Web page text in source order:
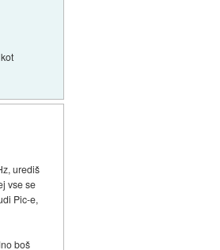
urediš
vse se
Pic-e,
boš